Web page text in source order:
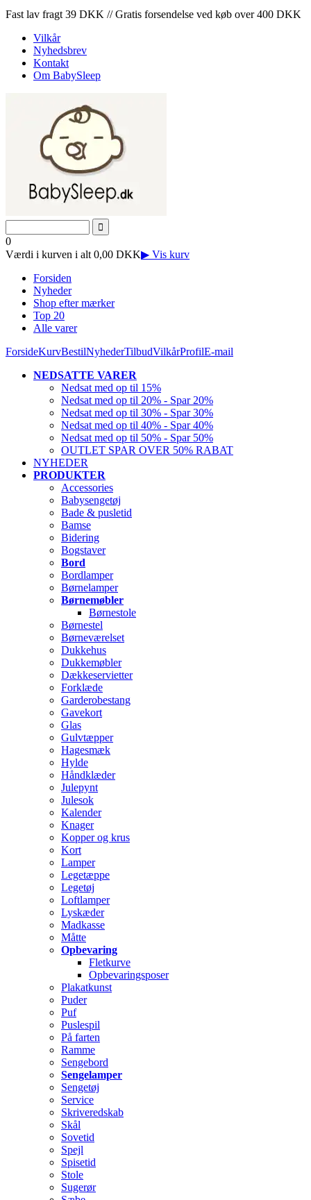
Fast lav fragt 39 DKK // Gratis forsendelse ved køb over 400 DKK
Vilkår
Nyhedsbrev
Kontakt
Om BabySleep
0
Værdi i kurven i alt 0,00 DKK▶ Vis kurv
Forsiden
Nyheder
Shop efter mærker
Top 20
Alle varer
ForsideKurvBestilNyhederTilbudVilkårProfilE-mail
NEDSATTE VARER
Nedsat med op til 15%
Nedsat med op til 20% - Spar 20%
Nedsat med op til 30% - Spar 30%
Nedsat med op til 40% - Spar 40%
Nedsat med op til 50% - Spar 50%
OUTLET SPAR OVER 50% RABAT
NYHEDER
PRODUKTER
Accessories
Babysengetøj
Bade & pusletid
Bamse
Bidering
Bogstaver
Bord
Bordlamper
Børnelamper
Børnemøbler
Børnestole
Børnestel
Børneværelset
Dukkehus
Dukkemøbler
Dækkeservietter
Forklæde
Garderobestang
Gavekort
Glas
Gulvtæpper
Hagesmæk
Hylde
Håndklæder
Julepynt
Julesok
Kalender
Knager
Kopper og krus
Kort
Lamper
Legetæppe
Legetøj
Loftlamper
Lyskæder
Madkasse
Måtte
Opbevaring
Fletkurve
Opbevaringsposer
Plakatkunst
Puder
Puf
Puslespil
På farten
Ramme
Sengebord
Sengelamper
Sengetøj
Service
Skriveredskab
Skål
Sovetid
Spejl
Spisetid
Stole
Sugerør